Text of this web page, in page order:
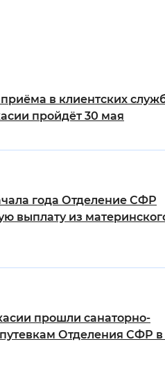
между буквами
Инверсивный
ассистент
в клиентских
пройдёт 30 мая
года Отделение СФР
выплату из
прошли санаторно-
Отделения СФР в